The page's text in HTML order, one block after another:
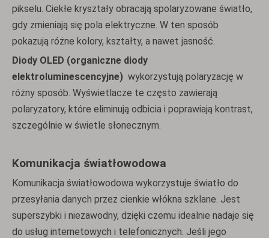
pikselu. Ciekłe kryształy obracają spolaryzowane światło,
gdy zmieniają się pola elektryczne. W ten sposób
pokazują różne kolory, kształty, a nawet jasność.
Diody OLED (organiczne diody
elektroluminescencyjne) wykorzystują polaryzację w
różny sposób. Wyświetlacze te często zawierają
polaryzatory, które eliminują odbicia i poprawiają kontrast,
szczególnie w świetle słonecznym.
Komunikacja światłowodowa
Komunikacja światłowodowa wykorzystuje światło do
przesyłania danych przez cienkie włókna szklane. Jest
superszybki i niezawodny, dzięki czemu idealnie nadaje się
do usług internetowych i telefonicznych. Jeśli jego